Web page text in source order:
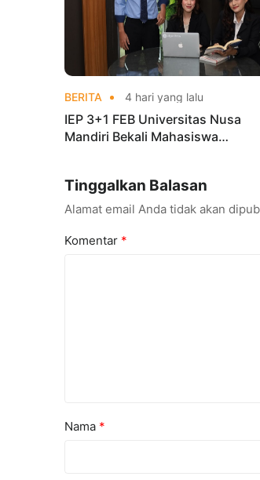
BERITA 4 hari yang lalu
IEP 3+1 FEB Universitas Nusa
Mandiri Bekali Mahasiswa
Tinggalkan Balasan
Alamat email Anda tidak akan
Komentar *
Nama *